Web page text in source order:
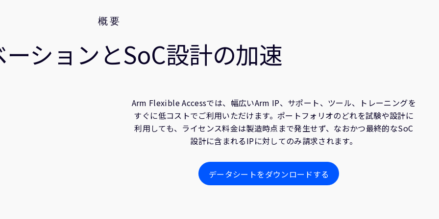
概要
ションとSoC設計の加速
Arm Flexible Accessでは、幅広いArm IP、サポート、ツール、トレーニングを
すぐに低コストでご利用いただけます。ポートフォリオのどれを試験や設計に
利用しても、ライセンス料金は製造時点まで発生せず、なおかつ最終的なSoC
設計に含まれるIPに対してのみ請求されます。
データシートをダウンロードする